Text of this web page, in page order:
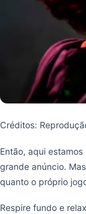
Créditos:
Então, aqui
grande anúncio.
quanto o próprio
Respire fundo e